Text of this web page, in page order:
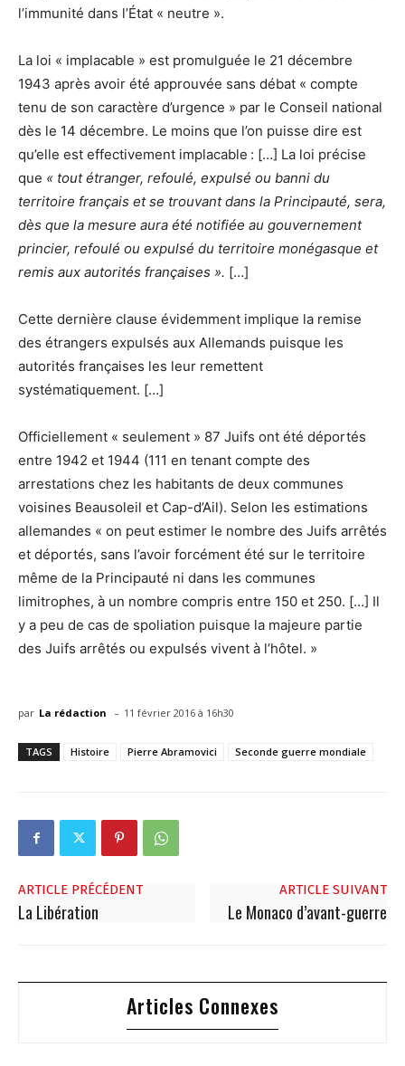
l’immunité dans l’État « neutre ».
La loi « implacable » est promulguée le 21 décembre
1943 après avoir été approuvée sans débat « compte
tenu de son caractère d’urgence » par le Conseil national
dès le 14 décembre. Le moins que l’on puisse dire est
qu’elle est effectivement implacable : […] La loi précise
que « tout étranger, refoulé, expulsé ou banni du
territoire français et se trouvant dans la Principauté, sera,
dès que la mesure aura été notifiée au gouvernement
princier, refoulé ou expulsé du territoire monégasque et
remis aux autorités françaises ». […]
Cette dernière clause évidemment implique la remise
des étrangers expulsés aux Allemands puisque les
autorités françaises les leur remettent
systématiquement. […]
Officiellement « seulement » 87 Juifs ont été déportés
entre 1942 et 1944 (111 en tenant compte des
arrestations chez les habitants de deux communes
voisines Beausoleil et Cap-d’Ail). Selon les estimations
allemandes « on peut estimer le nombre des Juifs arrêtés
et déportés, sans l’avoir forcément été sur le territoire
même de la Principauté ni dans les communes
limitrophes, à un nombre compris entre 150 et 250. […] Il
y a peu de cas de spoliation puisque la majeure partie
des Juifs arrêtés ou expulsés vivent à l’hôtel. »
par La rédaction - 11 février 2016 à 16h30
TAGS Histoire Pierre Abramovici Seconde guerre mondiale
ARTICLE PRÉCÉDENT
La Libération
ARTICLE SUIVANT
Le Monaco d’avant-guerre
Articles Connexes